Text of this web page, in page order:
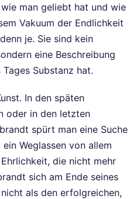
man geliebt hat und wie
Vakuum der Endlichkeit
je. Sie sind kein
eine Beschreibung
Substanz hat.
In den späten
oder in den letzten
spürt man eine Suche
Weglassen von allem
die nicht mehr
sich am Ende seines
als den erfolgreichen,